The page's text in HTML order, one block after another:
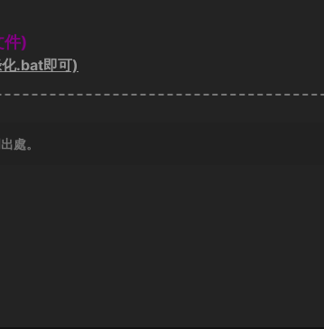
件)
.bat即可)
處。